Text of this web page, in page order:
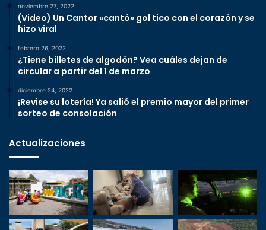
noviembre 27, 2022
(Video) Un Cantor «cantó» gol tico con el corazón y se
hizo viral
febrero 26, 2022
¿Tiene billetes de algodón? Vea cuáles dejan de
circular a partir del 1 de marzo
diciembre 24, 2022
¡Revise su lotería! Ya salió el premio mayor del primer
sorteo de consolación
Actualizaciones